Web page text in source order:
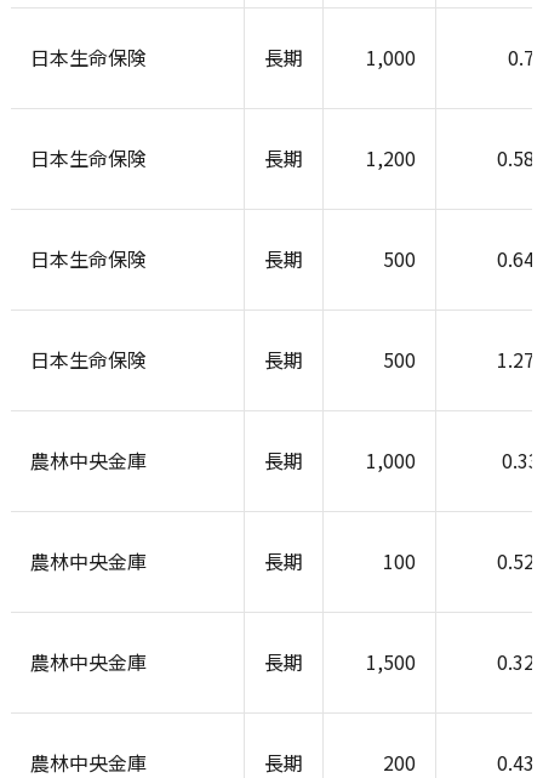
日本生命保険 長期 1,000
日本生命保険 長期 1,200
日本生命保険 長期 500
日本生命保険 長期 500
農林中央金庫 長期 1,000
農林中央金庫 長期 100
農林中央金庫 長期 1,500
農林中央金庫 長期 200